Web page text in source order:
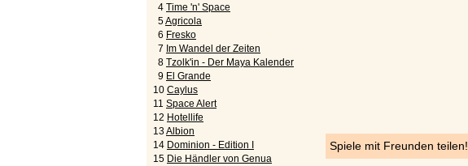
4 Time 'n' Space
5Agricola
6 Fresko
7 Im Wandel der Zeiten
8 Tzolk'in - Der Maya Kalender
9 El Grande
10 Caylus
11 Space Alert
12 Hotellife
13Albion
14 Dominion - Edition I
15 Die Händler von Genua
Spiele mit Freunden teilen!